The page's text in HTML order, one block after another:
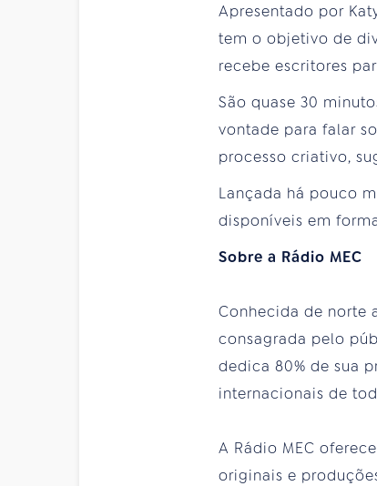
Apresentado por
tem o objetivo de
recebe escritores
São quase 30
vontade para falar
processo criativo,
Lançada há pouco
disponíveis em
Sobre a Rádio MEC
Conhecida de norte
consagrada pelo
dedica 80% de sua
internacionais de
A Rádio MEC
originais e